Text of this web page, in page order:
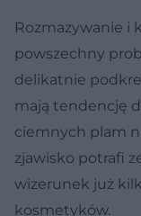
Rozmazywanie i
powszechny
delikatnie
mają tendencję
ciemnych plam
zjawisko potrafi
wizerunek już
kosmetyków.